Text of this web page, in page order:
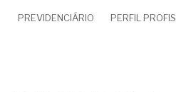
PREVIDENCIÁRIO PERFIL